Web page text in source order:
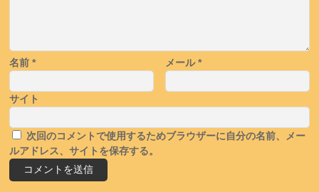
名前* メール*
サイト
次回のコメントで使用するためブラウザーに自分の名前、メー
ルアドレス、サイトを保存する。